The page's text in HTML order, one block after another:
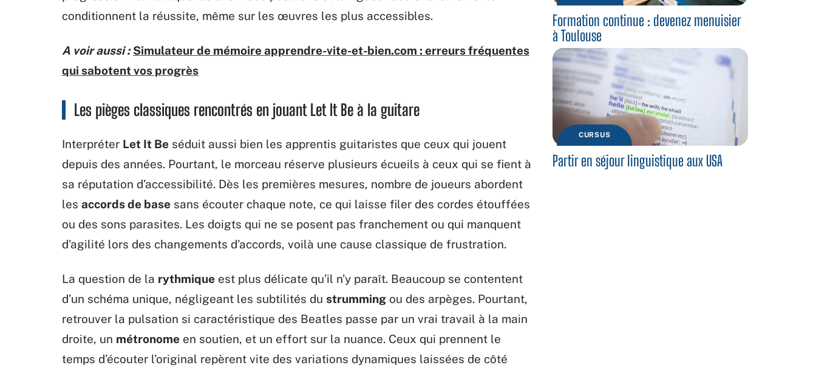
conditionnent la réussite, même sur les œuvres les plus accessibles.
A voir aussi : Simulateur de mémoire apprendre-vite-et-bien.com : erreurs fréquentes
qui sabotent vos progrès
Les pièges classiques rencontrés en jouant Let It Be à la guitare
Interpréter Let It Be séduit aussi bien les apprentis guitaristes que ceux qui jouent
depuis des années. Pourtant, le morceau réserve plusieurs écueils à ceux qui se fient à
sa réputation d’accessibilité. Dès les premières mesures, nombre de joueurs abordent
les accords de base sans écouter chaque note, ce qui laisse filer des cordes étouffées
ou des sons parasites. Les doigts qui ne se posent pas franchement ou qui manquent
d’agilité lors des changements d’accords, voilà une cause classique de frustration.
La question de la rythmique est plus délicate qu’il n’y paraît. Beaucoup se contentent
d’un schéma unique, négligeant les subtilités du strumming ou des arpèges. Pourtant,
retrouver la pulsation si caractéristique des Beatles passe par un vrai travail à la main
droite, un métronome en soutien, et un effort sur la nuance. Ceux qui prennent le
temps d’écouter l’original repèrent vite des variations dynamiques laissées de côté
Formation continue : devenez menuisier
à Toulouse
CURSUS
Partir en séjour linguistique aux USA